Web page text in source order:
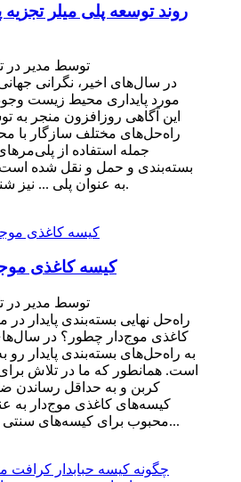
روند توسعه پلی میلر تجزیه
توسط مدیر در تاریخ
در سال‌های اخیر، نگرانی جهانی
مورد پایداری محیط زیست
این آگاهی روزافزون منجر به
راه‌حل‌های مختلف سازگار با
جمله استفاده از
بسته‌بندی و حمل و نقل شده
به عنوان پلی ... نیز شناخته می‌شوند.
کیسه کاغذی
توسط مدیر در تاریخ
راه‌حل نهایی بسته‌بندی پایدار
کاغذی موج‌دار چطور؟ در
به راه‌حل‌های بسته‌بندی پایدار رو
است. همانطور که ما در تلاش
کربن و به حداقل رساندن
کیسه‌های کاغذی موج‌دار به
محبوب برای کیسه‌های سنتی ظهور کرده‌اند...